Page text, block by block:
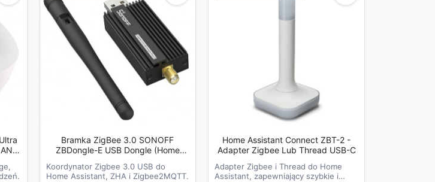
Bramka ZigBee 3.0 SONOFF
ZBDongle-E USB Dongle (Home
Koordynator Zigbee 3.0 USB do
Home Assistant, ZHA i Zigbee2MQTT.
Home Assistant Connect ZBT-2 -
Adapter Zigbee Lub Thread USB-C
Adapter Zigbee i Thread do Home
Assistant, zapewniający szybkie i